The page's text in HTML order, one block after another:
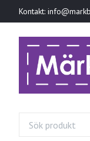
Kontakt: